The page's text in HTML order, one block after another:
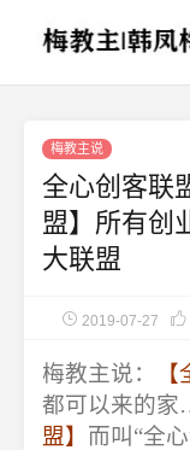
梅教主说
全心创客联
盟】所有创
大联盟
2019-07-27
梅教主说：
都可以来的家
盟】 而叫“全